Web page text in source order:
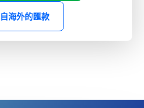
海外的匯款